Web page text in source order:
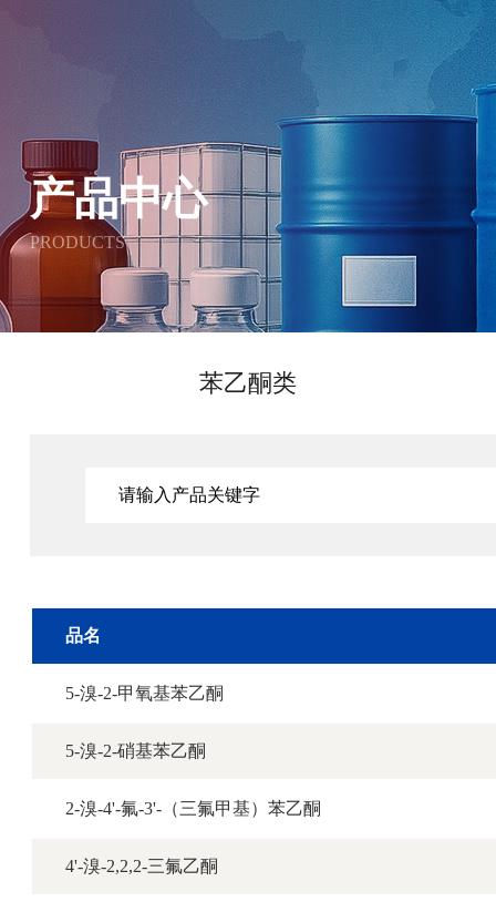
产品中心
PRODUCTS
苯乙酮类
品名
5-溴-2-甲氧基苯乙酮
5-溴-2-硝基苯乙酮
2-溴-4'-氟-3'-（三氟甲基）苯乙酮
4'-溴-2,2,2-三氟乙酮